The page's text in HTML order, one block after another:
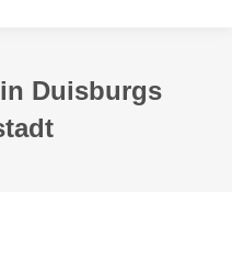
Duisburgs